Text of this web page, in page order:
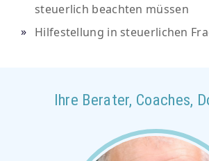
steuerlich beachten müssen
Hilfestellung in steuerlichen
Ihre Berater, Coaches,